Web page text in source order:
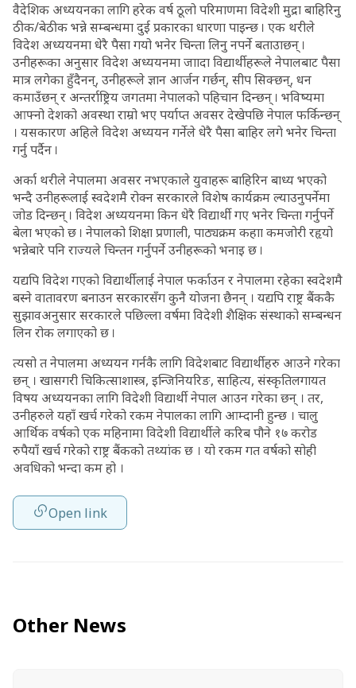
वैदेशिक अध्ययनका लागि हरेक वर्ष ठूलो परिमाणमा विदेशी मुद्रा बाहिरिनु
ठीक/बेठीक भन्ने सम्बन्धमा दुई प्रकारका धारणा पाइन्छ । एक थरीले
विदेश अध्ययनमा धेरै पैसा गयो भनेर चिन्ता लिनु नपर्ने बताउाछन् ।
उनीहरूका अनुसार विदेश अध्ययनमा जाादा विद्यार्थीहरूले नेपालबाट पैसा
मात्र लगेका हुँदैनन्, उनीहरूले ज्ञान आर्जन गर्छन्, सीप सिक्छन्, धन
कमाउँछन् र अन्तर्राष्ट्रिय जगतमा नेपालको पहिचान दिन्छन् । भविष्यमा
आफ्नो देशको अवस्था राम्रो भए पर्याप्त अवसर देखेपछि नेपाल फर्किन्छन्
। यसकारण अहिले विदेश अध्ययन गर्नेले धेरै पैसा बाहिर लगे भनेर चिन्ता
गर्नु पर्दैन ।
अर्का थरीले नेपालमा अवसर नभएकाले युवाहरू बाहिरिन बाध्य भएको
भन्दै उनीहरूलाई स्वदेशमै रोक्न सरकारले विशेष कार्यक्रम ल्याउनुपर्नेमा
जोड दिन्छन् । विदेश अध्ययनमा किन धेरै विद्यार्थी गए भनेर चिन्ता गर्नुपर्ने
बेला भएको छ । नेपालको शिक्षा प्रणाली, पाठ्यक्रम कहाा कमजोरी रहृयो
भन्नेबारे पनि राज्यले चिन्तन गर्नुपर्ने उनीहरूको भनाइ छ ।
यद्यपि विदेश गएको विद्यार्थीलाई नेपाल फर्काउन र नेपालमा रहेका स्वदेशमै
बस्ने वातावरण बनाउन सरकारसँग कुनै योजना छैनन् । यद्यपि राष्ट्र बैंककै
सुझावअनुसार सरकारले पछिल्ला वर्षमा विदेशी शैक्षिक संस्थाको सम्बन्धन
लिन रोक लगाएको छ ।
त्यसो त नेपालमा अध्ययन गर्नकै लागि विदेशबाट विद्यार्थीहरु आउने गरेका
छन् । खासगरी चिकित्साशास्त्र, इन्जिनियरिङ, साहित्य, संस्कृतिलगायत
विषय अध्ययनका लागि विदेशी विद्यार्थी नेपाल आउन गरेका छन् । तर,
उनीहरुले यहाँ खर्च गरेको रकम नेपालका लागि आम्दानी हुन्छ । चालु
आर्थिक वर्षको एक महिनामा विदेशी विद्यार्थीले करिब पौने १७ करोड
रुपैयाँ खर्च गरेको राष्ट्र बैंकको तथ्यांक छ । यो रकम गत वर्षको सोही
अवधिको भन्दा कम हो ।
Open link
Other News